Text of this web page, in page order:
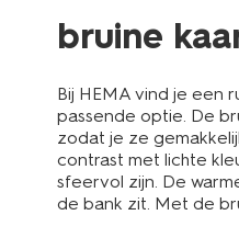
bruine
Bij HEMA vind je een
passende optie. De
zodat je ze
contrast met lichte
sfeervol zijn. De
de bank zit. Met de